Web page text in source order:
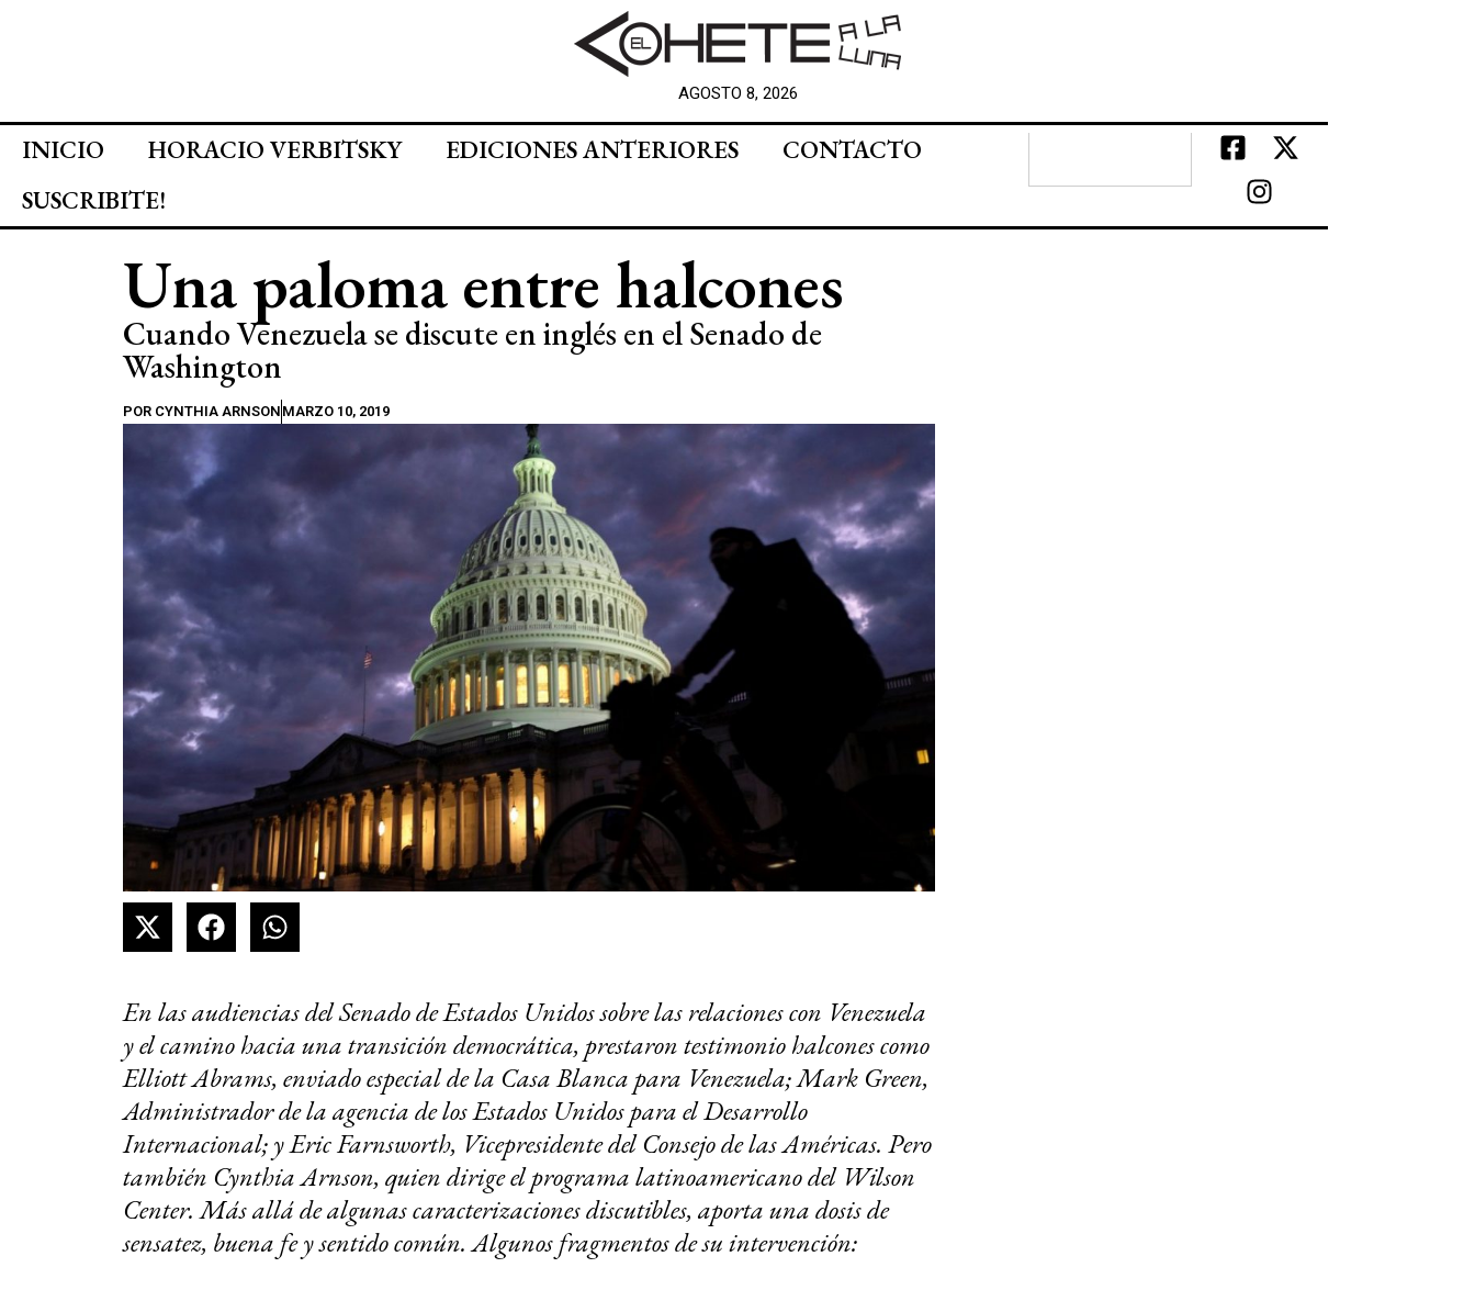
AGOSTO 8, 2026
INICIO HORACIO VERBITSKY EDICIONES ANTERIORES
CONTACTO
SUSCRIBITE!
Una paloma entre halcones
Cuando Venezuela se discute en inglés en el Senado de
Washington
POR CYNTHIA ARNSON MARZO 10, 2019
En las audiencias del Senado de Estados Unidos sobre las relaciones con Venezuela
y el camino hacia una transición democrática, prestaron testimonio halcones como
Elliott Abrams, enviado especial de la Casa Blanca para Venezuela; Mark Green,
Administrador de la agencia de los Estados Unidos para el Desarrollo
Internacional; y Eric Farnsworth, Vicepresidente del Consejo de las Américas. Pero
también Cynthia Arnson, quien dirige el programa latinoamericano del Wilson
Center. Más allá de algunas caracterizaciones discutibles, aporta una dosis de
sensatez, buena fe y sentido común. Algunos fragmentos de su intervención: